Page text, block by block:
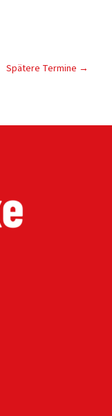
Spätere Termine →